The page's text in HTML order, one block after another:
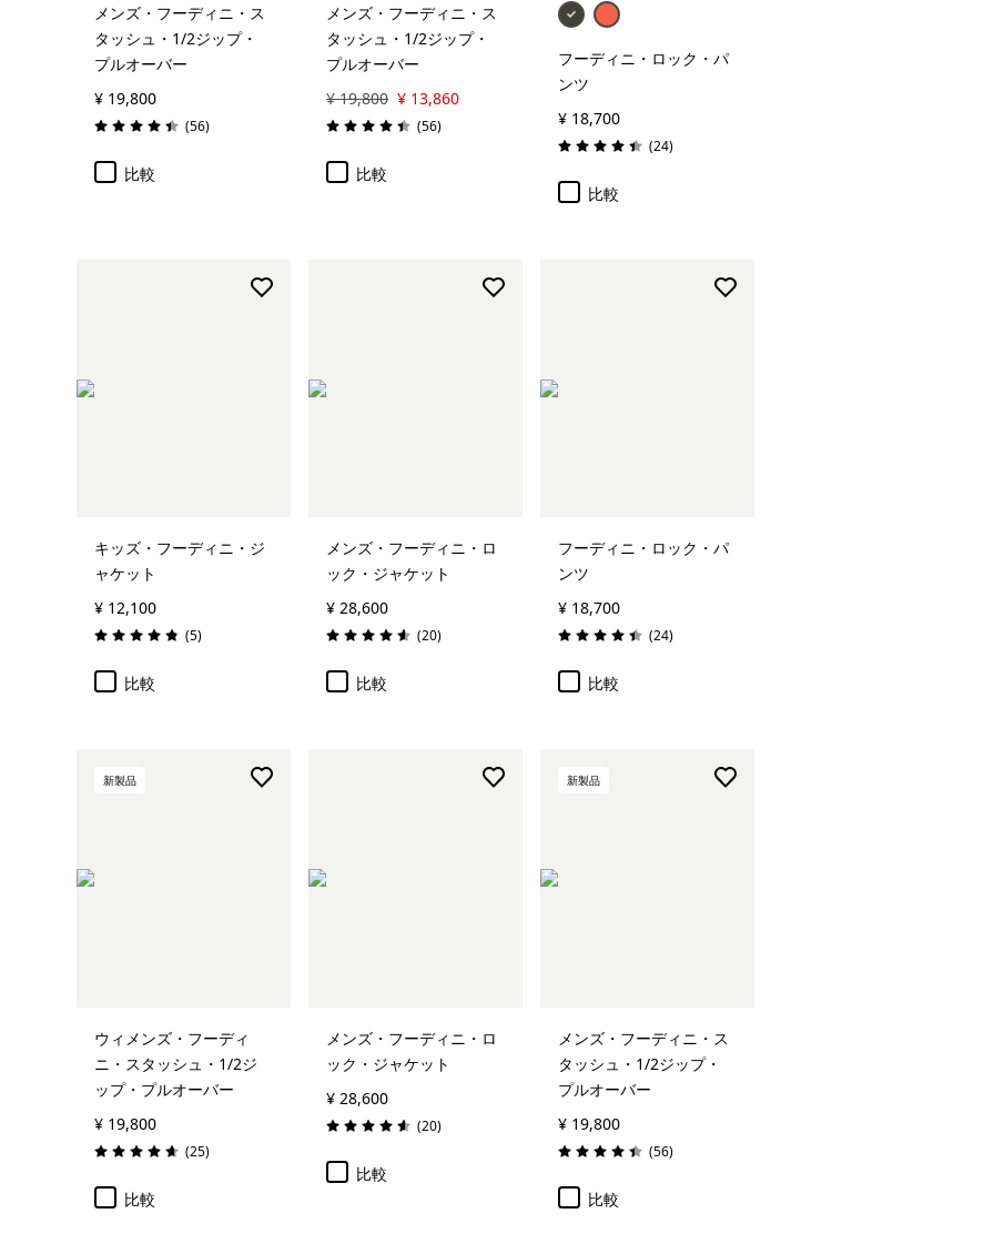
メンズ・フーディニ・ス
タッシュ・1/2ジップ・
プルオーバー
¥ 19,800
評価: 4.4 / 5 (56レビュー
)
比較
メンズ・フーディニ・ス
タッシュ・1/2ジップ・
プルオーバー
¥ 19,800 ¥ 13,860
評価: 4.4 / 5 (56レビュー
)
比較
フーディニ・ロック・パ
ンツ
¥ 18,700
評価: 4.4 / 5 (24レビュー
)
比較
キッズ・フーディニ・ジ
ャケット
¥ 12,100
評価: 4.8 / 5 (5レビュー
)
比較
メンズ・フーディニ・ロ
ック・ジャケット
¥ 28,600
評価: 4.6 / 5 (20レビュー
)
比較
フーディニ・ロック・パ
ンツ
¥ 18,700
評価: 4.4 / 5 (24レビュー
)
比較
新製品
ウィメンズ・フーディ
ニ・スタッシュ・1/2ジ
ップ・プルオーバー
¥ 19,800
評価: 4.6 / 5 (25レビュー
)
比較
メンズ・フーディニ・ロ
ック・ジャケット
¥ 28,600
評価: 4.6 / 5 (20レビュー
)
比較
新製品
メンズ・フーディニ・ス
タッシュ・1/2ジップ・
プルオーバー
¥ 19,800
評価: 4.4 / 5 (56レビュー
)
比較